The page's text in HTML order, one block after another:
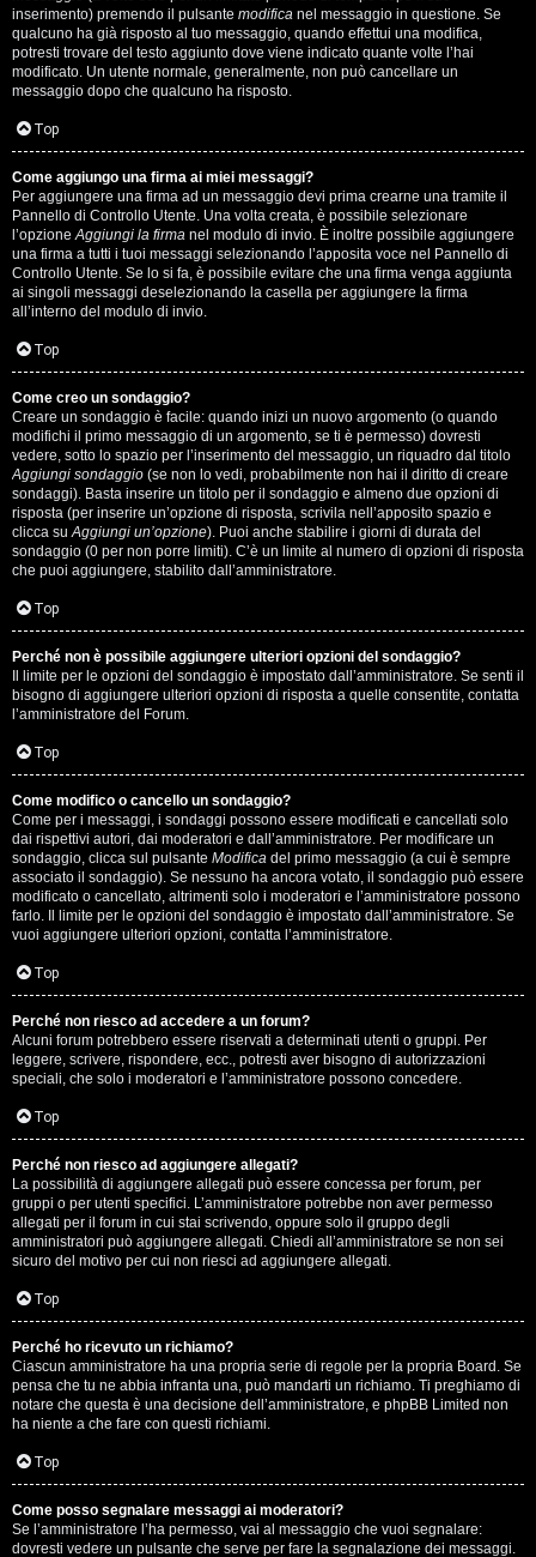
inserimento) premendo il pulsante modifica nel messaggio in questione. Se
qualcuno ha già risposto al tuo messaggio, quando effettui una modifica,
potresti trovare del testo aggiunto dove viene indicato quante volte l’hai
modificato. Un utente normale, generalmente, non può cancellare un
messaggio dopo che qualcuno ha risposto.
Top
Come aggiungo una firma ai miei messaggi?
Per aggiungere una firma ad un messaggio devi prima crearne una tramite il
Pannello di Controllo Utente. Una volta creata, è possibile selezionare
l’opzioneAggiungi la firma nel modulo di invio. È inoltre possibile aggiungere
una firma a tutti i tuoi messaggi selezionando l’apposita voce nel Pannello di
Controllo Utente. Se lo si fa, è possibile evitare che una firma venga aggiunta
ai singoli messaggi deselezionando la casella per aggiungere la firma
all’interno del modulo di invio.
Top
Come creo un sondaggio?
Creare un sondaggio è facile: quando inizi un nuovo argomento (o quando
modifichi il primo messaggio di un argomento, se ti è permesso) dovresti
vedere, sotto lo spazio per l’inserimento del messaggio, un riquadro dal titolo
Aggiungi sondaggio (se non lo vedi, probabilmente non hai il diritto di creare
sondaggi). Basta inserire un titolo per il sondaggio e almeno due opzioni di
risposta (per inserire un’opzione di risposta, scrivila nell’apposito spazio e
clicca suAggiungi un’opzione). Puoi anche stabilire i giorni di durata del
sondaggio (0 per non porre limiti). C’è un limite al numero di opzioni di risposta
che puoi aggiungere, stabilito dall’amministratore.
Top
Perché non è possibile aggiungere ulteriori opzioni del sondaggio?
Il limite per le opzioni del sondaggio è impostato dall’amministratore. Se senti il
bisogno di aggiungere ulteriori opzioni di risposta a quelle consentite, contatta
l’amministratore del Forum.
Top
Come modifico o cancello un sondaggio?
Come per i messaggi, i sondaggi possono essere modificati e cancellati solo
dai rispettivi autori, dai moderatori e dall’amministratore. Per modificare un
sondaggio, clicca sul pulsante Modifica del primo messaggio (a cui è sempre
associato il sondaggio). Se nessuno ha ancora votato, il sondaggio può essere
modificato o cancellato, altrimenti solo i moderatori e l’amministratore possono
farlo. Il limite per le opzioni del sondaggio è impostato dall’amministratore. Se
vuoi aggiungere ulteriori opzioni, contatta l’amministratore.
Top
Perché non riesco ad accedere a un forum?
Alcuni forum potrebbero essere riservati a determinati utenti o gruppi. Per
leggere, scrivere, rispondere, ecc., potresti aver bisogno di autorizzazioni
speciali, che solo i moderatori e l’amministratore possono concedere.
Top
Perché non riesco ad aggiungere allegati?
La possibilità di aggiungere allegati può essere concessa per forum, per
gruppi o per utenti specifici. L’amministratore potrebbe non aver permesso
allegati per il forum in cui stai scrivendo, oppure solo il gruppo degli
amministratori può aggiungere allegati. Chiedi all’amministratore se non sei
sicuro del motivo per cui non riesci ad aggiungere allegati.
Top
Perché ho ricevuto un richiamo?
Ciascun amministratore ha una propria serie di regole per la propria Board. Se
pensa che tu ne abbia infranta una, può mandarti un richiamo. Ti preghiamo di
notare che questa è una decisione dell’amministratore, e phpBB Limited non
ha niente a che fare con questi richiami.
Top
Come posso segnalare messaggi ai moderatori?
Se l’amministratore l’ha permesso, vai al messaggio che vuoi segnalare:
dovresti vedere un pulsante che serve per fare la segnalazione dei messaggi.
M
u
s
i
c
a
l
i
d
i
G
i
g
i
D
'
A
g
o
s
t
i
n
o
.
.
.
R
e
s
o
c
o
n
t
i
S